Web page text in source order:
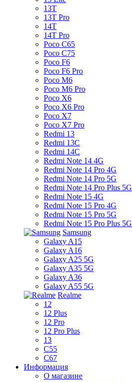
13T
13T Pro
14T
14T Pro
Poco C65
Poco C75
Poco F6
Poco F6 Pro
Poco M6
Poco M6 Pro
Poco X6
Poco X6 Pro
Poco X7
Poco X7 Pro
Redmi 13
Redmi 13C
Redmi 14C
Redmi Note 14 4G
Redmi Note 14 Pro 4G
Redmi Note 14 Pro 5G
Redmi Note 14 Pro Plus 5G
Redmi Note 15 4G
Redmi Note 15 Pro 4G
Redmi Note 15 Pro 5G
Redmi Note 15 Pro Plus 5G
Samsung
Galaxy A15
Galaxy A16
Galaxy A25 5G
Galaxy A35 5G
Galaxy A36
Galaxy A55 5G
Realme
12
12 Plus
12 Pro
12 Pro Plus
13
C55
C67
Информация
О магазине